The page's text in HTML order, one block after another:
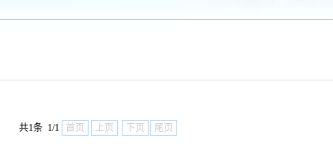
共1条 1/1 首页 上页 下页 尾页